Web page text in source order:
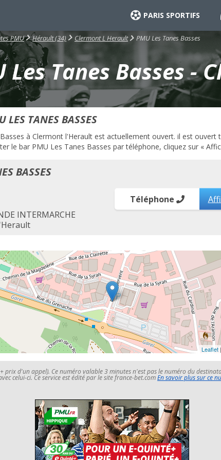
PARIS SPORTIFS
PMU Hérault (34) Clermont L Herault PMU Les Tanes Basses
Les Tanes Basses -
LES TANES BASSES
à Clermont l'Herault est actuellement ouvert. il est ouvert
le bar PMU Les Tanes Basses par téléphone, cliquez sur «
BASSES
INTERMARCHE
Téléphone
Leaflet
prix d'un appel). Ce numéro valable 3 minutes n'est pas le numéro du
celui-ci. Ce service est édité par le site france-bet.comEn savoir plus sur ce